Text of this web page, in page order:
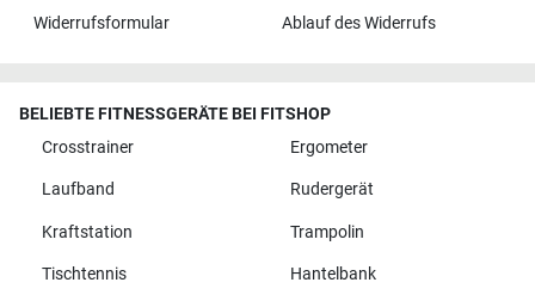
Widerrufsformular Ablauf des Widerrufs
BELIEBTE FITNESSGERÄTE BEI FITSHOP
Crosstrainer
Ergometer
Laufband Rudergerät
Kraftstation Trampolin
Tischtennis Hantelbank